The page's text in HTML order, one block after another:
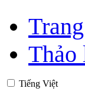
Trang
Thảo
Tiếng Việt